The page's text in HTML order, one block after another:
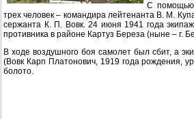
С помощью
трех человек – командира лейтенанта В. М.
сержанта К. П. Вовк. 24 июня 1941 года
противника в районе Картуз Береза (ныне – г.
В ходе воздушного боя самолет был сбит, а
(Вовк Карп Платонович, 1919 года рождения,
болото.